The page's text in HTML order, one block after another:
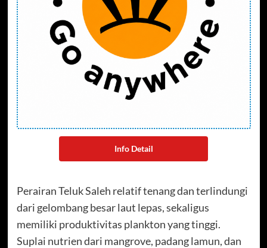
Info Detail
Perairan Teluk Saleh relatif tenang dan terlindungi
dari gelombang besar laut lepas, sekaligus
memiliki produktivitas plankton yang tinggi.
Suplai nutrien dari mangrove, padang lamun, dan